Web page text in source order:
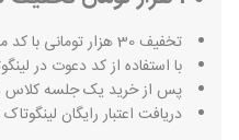
تخفیف 30 هزار تومانی با کد معرف لینگوتاک
با استفاده از کد دعوت در
پس از خرید یک جلسه کلاس
دریافت اعتبار رایگان